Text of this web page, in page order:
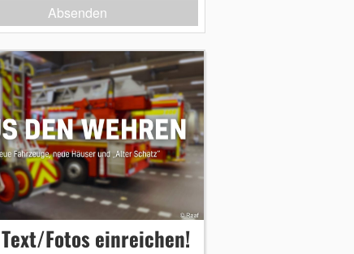
Absenden
Fotos einreichen!